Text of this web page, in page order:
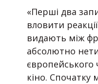
«Перші два
вловити
видають між
абсолютно
кіно. Спочатку